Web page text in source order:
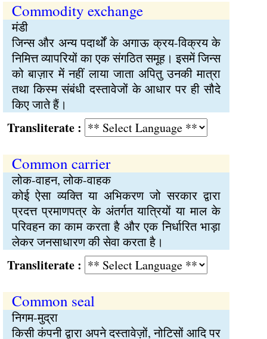
Commodity exchange
मंडी
जिन्स और अन्य पदार्थों के अगाऊ क्रय-विक्रय के
निमित्त व्यापरियों का एक संगठित समूह। इसमें जिन्स
को बाज़ार में नहीं लाया जाता अपितु उनकी मात्रा
तथा किस्म संबंधी दस्तावेजों के आधार पर ही सौदे
किए जाते हैं।
:
Common carrier
लोक-वाहन, लोक-वाहक
कोई ऐसा व्यक्ति या अभिकरण जो सरकार द्वारा
प्रदत्त प्रमाणपत्र के अंतर्गत यात्रियों या माल के
परिवहन का काम करता है और एक निर्धारित भाड़ा
लेकर जनसाधारण की सेवा करता है।
:
Common seal
निगम-मुद्रा
किसी कंपनी द्वारा अपने दस्तावेज़ों, नोटिसों आदि पर